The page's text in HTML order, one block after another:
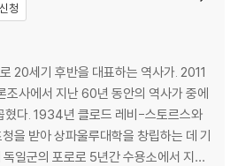
그도이(Langue d’oil)
양했던 방언들(18세기)
지리의 조명
체들: 프랑스의 단일성에 대한 반증
하다
청
20세기 후반을 대표하는 역사가. 2011
조사에서 지난 60년 동안의 역사가 중에
혔다. 1934년 클로드 레비-스토르스와
을 받아 상파울루대학을 창립하는 데 기
일군의 포로로 5년간 수용소에서 지내